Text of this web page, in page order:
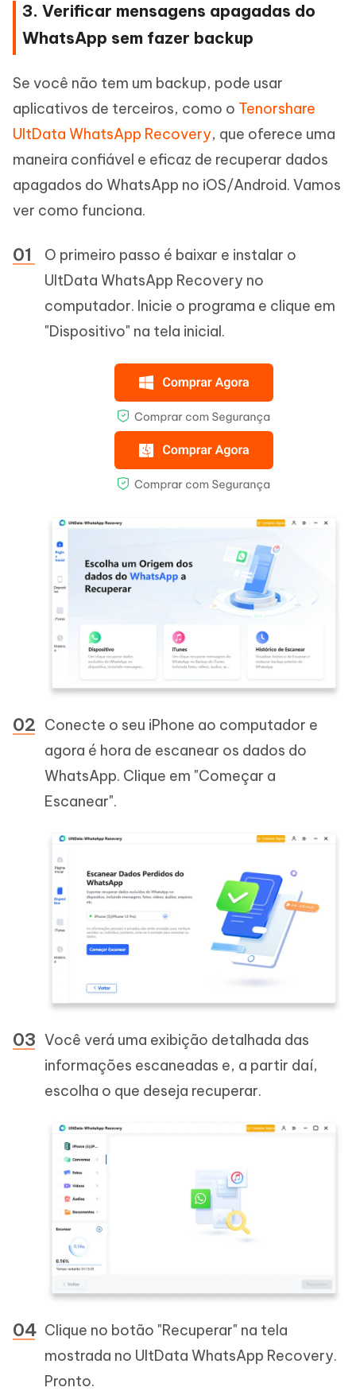
3. Verificar mensagens apagadas do
WhatsApp sem fazer backup
Se você não tem um backup, pode usar
aplicativos de terceiros, como o Tenorshare
UltData WhatsApp Recovery, que oferece uma
maneira confiável e eficaz de recuperar dados
apagados do WhatsApp no iOS/Android. Vamos
ver como funciona.
O primeiro passo é baixar e instalar o
UltData WhatsApp Recovery no
computador. Inicie o programa e clique em
"Dispositivo" na tela inicial.
Conecte o seu iPhone ao computador e
agora é hora de escanear os dados do
WhatsApp. Clique em "Começar a
Escanear".
Você verá uma exibição detalhada das
informações escaneadas e, a partir daí,
escolha o que deseja recuperar.
Clique no botão "Recuperar" na tela
mostrada no UltData WhatsApp Recovery.
Pronto.